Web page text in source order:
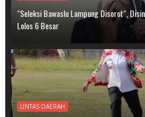
"Seleksi Bawaslu Lampung Disorot",
Lolos 6 Besar
LINTAS DAERAH